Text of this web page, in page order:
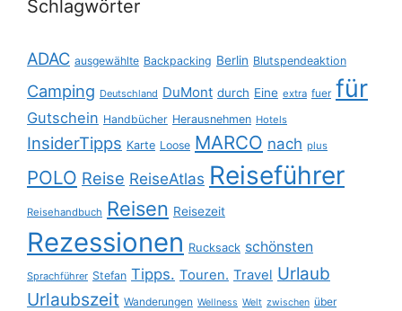
Schlagwörter
ADAC ausgewählte Backpacking Berlin Blutspendeaktion
Camping Deutschland DuMont durch Eine extra fuer für
Gutschein Handbücher Herausnehmen Hotels
InsiderTipps Karte Loose MARCO nach plus
POLO Reise ReiseAtlas Reiseführer
Reisehandbuch Reisen Reisezeit
Rezessionen Rucksack schönsten
Sprachführer Stefan Tipps. Touren. Travel Urlaub
Urlaubszeit Wanderungen Wellness Welt zwischen über